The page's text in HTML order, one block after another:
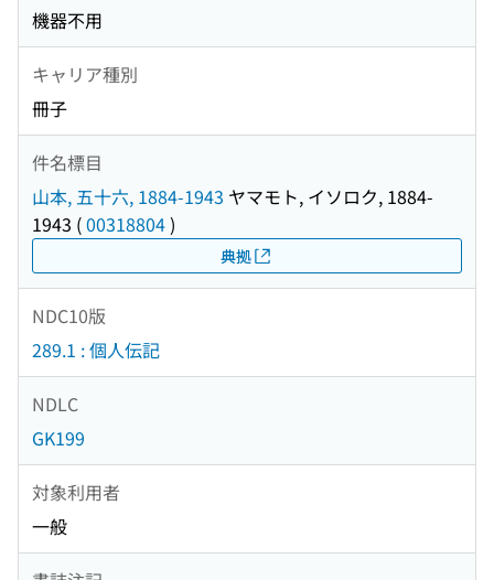
機器不用
キャリア種別
冊子
件名標目
山本, 五十六, 1884-1943 ヤマモト, イソロク, 1884-
1943 (00318804)
典拠
NDC10版
289.1 : 個人伝記
NDLC
GK199
対象利用者
一般